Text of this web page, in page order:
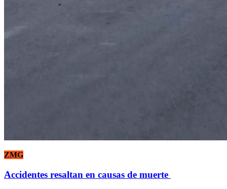
ZMG
Accidentes resaltan en causas de muerte